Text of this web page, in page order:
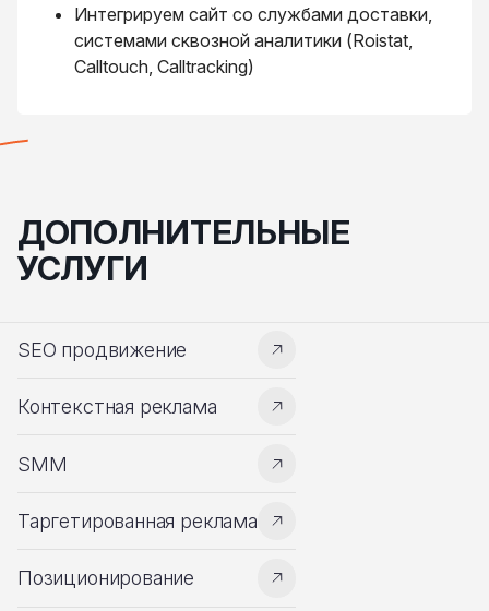
Интегрируем сайт со службами доставки,
системами сквозной аналитики (Roistat,
Calltouch, Calltracking)
ДОПОЛНИТЕЛЬНЫЕ
УСЛУГИ
SEO продвижение
Контекстная реклама
SMM
Таргетированная реклама
Позиционирование